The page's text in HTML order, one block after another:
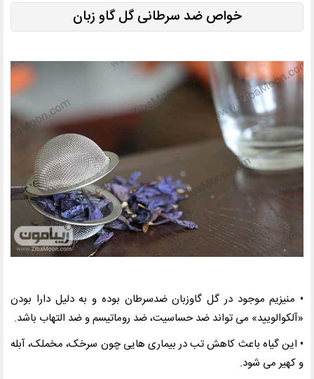
خواص ضد سرطانی گل گاو زبان
• منیزیم موجود در گل گاوزبان ضدسرطان بوده و به دلیل دارا بودن
«آلکوالویید» می تواند ضد حساسیت، ضد روماتیسم و ضد التهاب باشد.
• این گیاه باعث کاهش تب در بیماری هایی چون سرخک، مخملک، آبله
و کهیر می شود.